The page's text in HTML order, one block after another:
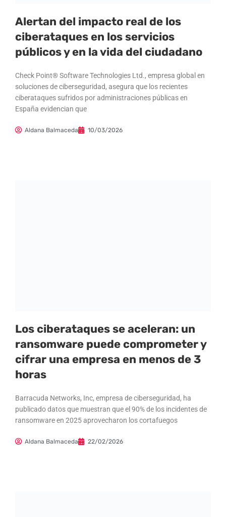
Alertan del impacto real de los
ciberataques en los servicios
públicos y en la vida del ciudadano
Check Point® Software Technologies Ltd., empresa global en
soluciones de ciberseguridad, asegura que los recientes
ciberataques sufridos por administraciones públicas en
España evidencian que
Aldana Balmaceda 10/03/2026
Los ciberataques se aceleran: un
ransomware puede comprometer y
cifrar una empresa en menos de 3
horas
Barracuda Networks, Inc, empresa de ciberseguridad, ha
publicado datos que muestran que el 90% de los incidentes de
ransomware en 2025 aprovecharon los cortafuegos
Aldana Balmaceda 22/02/2026